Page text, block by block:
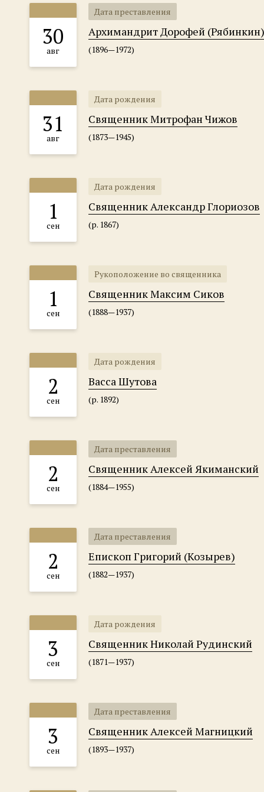
30
авг
Дата преставления
Архимандрит Дорофей (Рябинкин)
(1896—1972)
31
авг
Дата рождения
Священник Митрофан Чижов
(1873—1945)
1
сен
Дата рождения
Священник Александр Глориозов
(р. 1867)
1
сен
Рукоположение во священника
Священник Максим Сиков
(1888—1937)
2
сен
Дата рождения
Васса Шутова
(р. 1892)
2
сен
Дата преставления
Священник Алексей Якиманский
(1884—1955)
2
сен
Дата преставления
Епископ Григорий (Козырев)
(1882—1937)
3
сен
Дата рождения
Священник Николай Рудинский
(1871—1937)
3
сен
Дата преставления
Священник Алексей Магницкий
(1893—1937)